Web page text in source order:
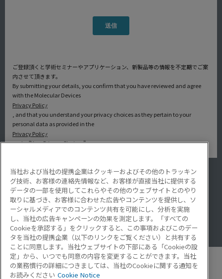
ご登録頂くと学術セミナーやアプリケーション、新製品等の情報を不定期でご案
内させて頂きます。
By submitting your details, you confirm that you have reviewed and agree
with the Molecular Devices
Privacy Policy
, and that you understand your privacy choices as they pertain to your
personal data as provided in the
Privacy Policy
under “Your Privacy Choices”.
アプリケーション
サービス・サポート
導入事例
Lab Note
アプリケーションノート
Resource Hub
Video Gallery
当社および当社の提携企業はクッキーおよびその他のトラッキン
グ技術、お客様の連絡先情報など、お客様が直接当社に提供する
データの一部を使用してこれらやその他のウェブサイトとのやり
取りに基づき、お客様に合わせた広告やコンテンツを提供し、ソ
ーシャルメディアでのコンテンツ共有を可能にし、分析を実施
し、当社の広告キャンペーンの効果を測定します。「すべての
Cookieを承認する」をクリックすると、この事項およびこのデー
タを当社の提携企業（以下のリンクをご覧ください）と共有する
ことに同意します。当社ウェブサイトの下部にある「Cookieの設
定」から、いつでも同意の内容を変更することができます。当社
の業務慣行の詳細につきましては、当社のCookieに関する通知を
お読みください Cookie Notice